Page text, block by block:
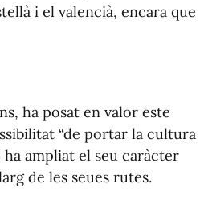
i el valencià, encara que
ha posat en valor este
“de portar la cultura
ampliat el seu caràcter
de les seues rutes.